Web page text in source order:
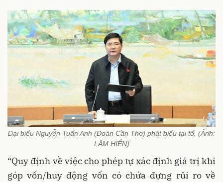
Đại biểu Nguyễn Tuấn Anh (Đoàn Cần Thơ) phát biểu tại tổ. (Ảnh:
LÂM HIỂN)
“Quy định về việc cho phép tự xác định giá trị khi
góp vốn/huy động vốn có chứa đựng rủi ro về